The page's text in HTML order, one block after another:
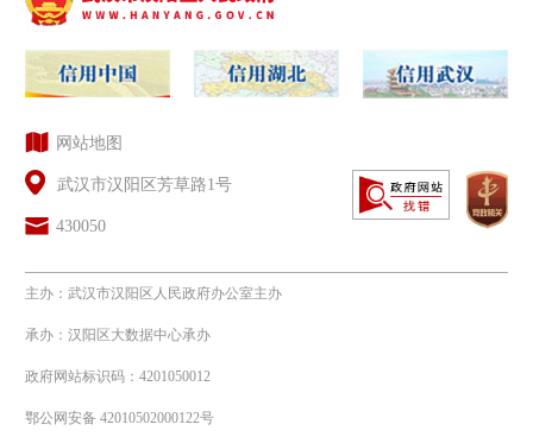
秘密法》等法律、法规和国家有关规
定，所申请信息涉及国家秘密的，不予
公开；
2.所申请信息公开后可能危及国家
安全、公共安全、经济安全、社会稳定
的，不予公开；
3.根据《中华人民共和国反不正当
竞争法》等法律、法规和国家有关规
网站地图
武汉市汉阳区芳草路1号
430050
主办：武汉市汉阳区人民政府办公室主办
承办：汉阳区大数据中心承办
政府网站标识码：4201050012
鄂公网安备 42010502000122号